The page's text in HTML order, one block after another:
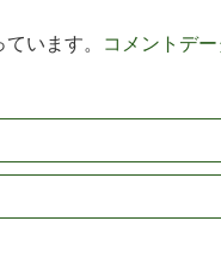
います。
コメントデ